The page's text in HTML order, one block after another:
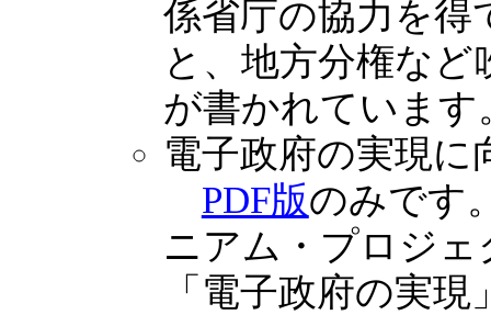
係省庁の協力を得
と、地方分権な
が書かれています
電子政府の実現
PDF版のみです
ニアム・プロジ
「電子政府の実